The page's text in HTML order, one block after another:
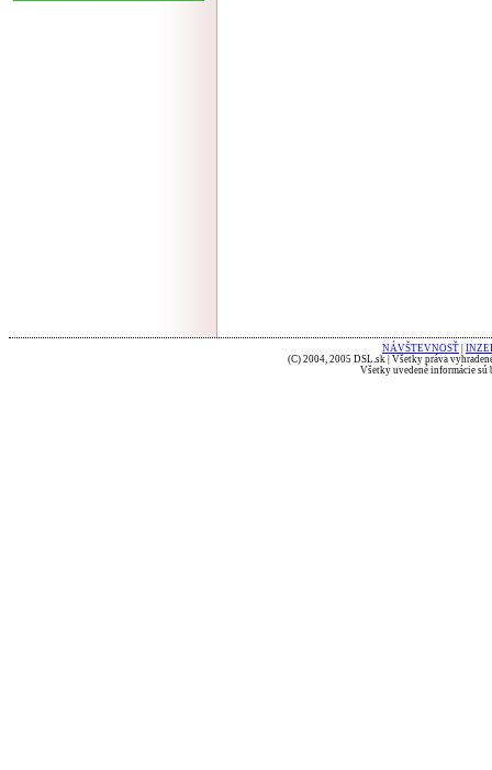
NÁVŠTEVNOSŤ
(C) 2004, 2005 DSL.sk | Všetky práva
Všetky uvedené informácie sú